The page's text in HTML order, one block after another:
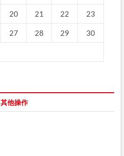
20 21 22 23
27 28 29 30
其他操作